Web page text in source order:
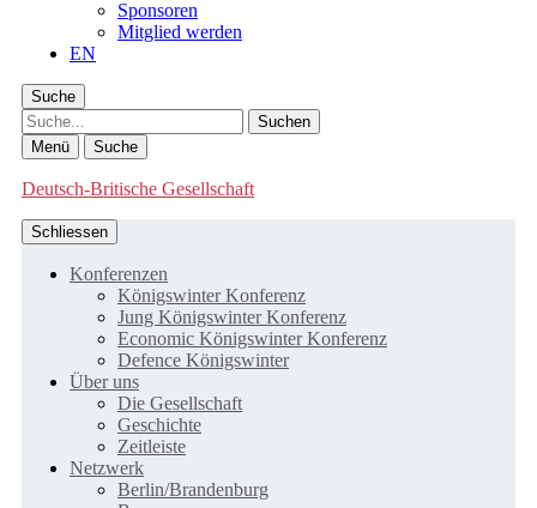
Sponsoren
Mitglied werden
EN
Suche
Suche
Menü Suche
Deutsch-Britische Gesellschaft
Schliessen
Konferenzen
Königswinter Konferenz
Jung Königswinter Konferenz
Economic Königswinter Konferenz
Defence Königswinter
Über uns
Die Gesellschaft
Geschichte
Zeitleiste
Netzwerk
Berlin/Brandenburg